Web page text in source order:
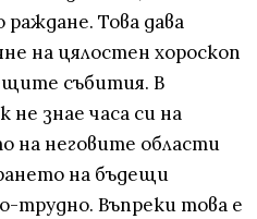
Това дава
на цялостен хороскоп
събития. В
не знае часа си на
на неговите области
на бъдещи
трудно. Въпреки това е